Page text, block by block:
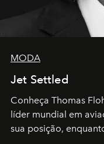
MODA
Jet Settled
Conheça Thomas
líder mundial em
sua posição,